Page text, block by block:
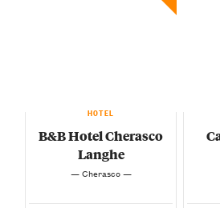
HOTEL
B&B Hotel Cherasco
Langhe
— Cherasco —